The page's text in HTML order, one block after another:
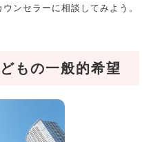
ンセラーに相談してみよう。
もの一般的希望